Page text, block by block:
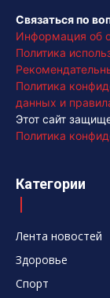
Связаться по
Информация об
Политика
Политика
данных и
Этот сайт
Политика
Категории
Лента новостей
Здоровье
Спорт